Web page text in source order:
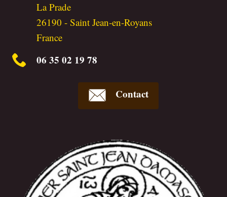
La Prade
26190 -Saint Jean-en-Royans
France
06 35 02 19 78
Contact